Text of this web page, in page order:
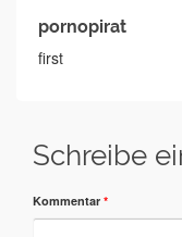
pornopirat
first
Schreibe
Kommentar *